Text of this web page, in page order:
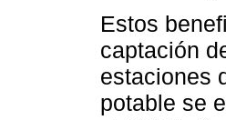
Estos
captación
estaciones
potable se